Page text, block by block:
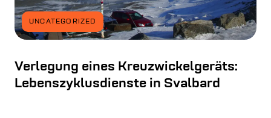
UNCATEGORIZED
Verlegung eines Kreuzwickelgeräts:
Lebenszyklusdienste in Svalbard